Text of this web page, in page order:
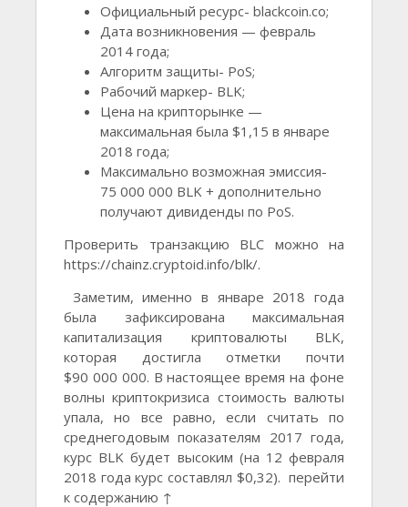
Официальный ресурс- blackcoin.co;
Дата возникновения — февраль
2014 года;
Алгоритм защиты- PoS;
Рабочий маркер- BLK;
Цена на крипторынке —
максимальная была $1,15 в январе
2018 года;
Максимально возможная эмиссия-
75 000 000 BLK + дополнительно
получают дивиденды по PoS.
Проверить транзакцию BLC можно на
https://chainz.cryptoid.info/blk/.
Заметим, именно в январе 2018 года
была зафиксирована максимальная
капитализация криптовалюты BLK,
которая достигла отметки почти
$90 000 000. В настоящее время на фоне
волны криптокризиса стоимость валюты
упала, но все равно, если считать по
среднегодовым показателям 2017 года,
курс BLK будет высоким (на 12 февраля
2018 года курс составлял $0,32). перейти
к содержанию ↑